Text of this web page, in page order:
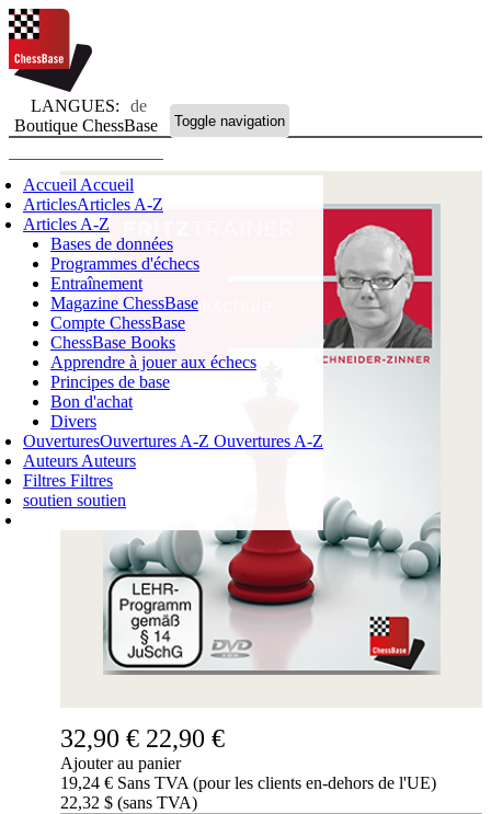
LANGUES:
de
Boutique ChessBase
Toggle navigation
Accueil Accueil
ArticlesArticles A-Z
Articles A-Z
Bases de données
Programmes d'échecs
Entraînement
Magazine ChessBase
Compte ChessBase
ChessBase Books
Apprendre à jouer aux échecs
Principes de base
Bon d'achat
Divers
OuverturesOuvertures A-Z Ouvertures A-Z
Auteurs Auteurs
Filtres Filtres
soutien soutien
Login
PANIER D'ACHATS
ARTICLE
✔
32,90 € 22,90 €
Ajouter au panier
19,24 € Sans TVA (pour les clients en-dehors de l'UE)
22,32 $ (sans TVA)